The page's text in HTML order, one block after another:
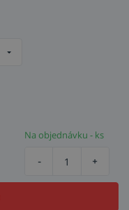
Na objednávku - ks
- +